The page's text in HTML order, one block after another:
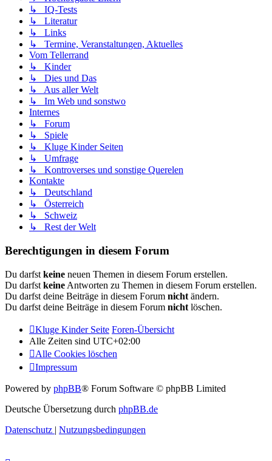
↳ IQ-Tests
↳ Literatur
↳ Links
↳ Termine, Veranstaltungen, Aktuelles
Vom Tellerrand
↳ Kinder
↳ Dies und Das
↳ Aus aller Welt
↳ Im Web und sonstwo
Internes
↳ Forum
↳ Spiele
↳ Kluge Kinder Seiten
↳ Umfrage
↳ Kontroverses und sonstige Querelen
Kontakte
↳ Deutschland
↳ Österreich
↳ Schweiz
↳ Rest der Welt
Berechtigungen in diesem Forum
Du darfst keine neuen Themen in diesem Forum erstellen.
Du darfst keine Antworten zu Themen in diesem Forum erstellen.
Du darfst deine Beiträge in diesem Forum nicht ändern.
Du darfst deine Beiträge in diesem Forum nicht löschen.
Kluge Kinder Seite Foren-Übersicht
Alle Zeiten sind UTC+02:00
Alle Cookies löschen
Impressum
Powered by phpBB® Forum Software © phpBB Limited
Deutsche Übersetzung durch phpBB.de
Datenschutz | Nutzungsbedingungen